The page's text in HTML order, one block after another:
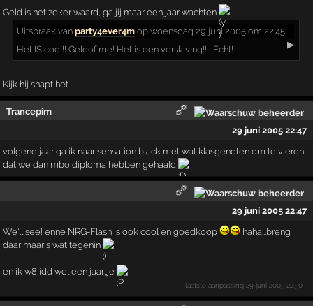
Geld is het zeker waard, ga jij maar een jaar wachten
Uitspraak vanparty4ever4m op woensdag 29 juni 2005 om 22:45:
▶
Het IS cool!! Geloof me! Het is een verslaving!!!! Echt!
Kijk hij snapt het
Trancepim
29 juni 2005 22:47
volgend jaar ga ik naar sensation black met wat klasgenoten om te vieren
dat we dan mbo diploma hebben gehaald
29 juni 2005 22:47
We'll see! enne NRG-Flash is ook cool en goedkoop
haha...breng
daar maar s wat tegenin
en ik w8 idd wel een jaartje
laatste aanpassing 29 juni 2005 22:50